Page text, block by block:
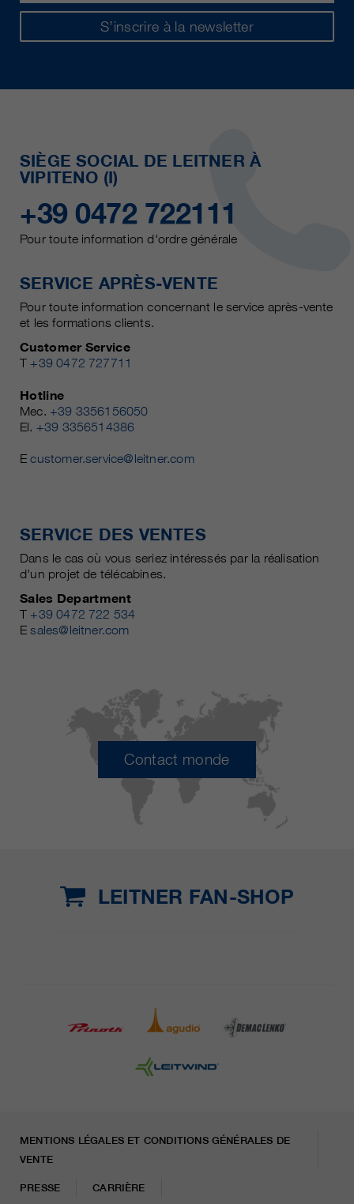
S’inscrire à la newsletter
SIÈGE SOCIAL DE LEITNER À
VIPITENO (I)
+39 0472 722111
Pour toute information d'ordre générale
SERVICE APRÈS-VENTE
Pour toute information concernant le service après-vente
et les formations clients.
Customer Service
T +39 0472 727711
Hotline
Mec. +39 3356156050
El. +39 3356514386
Ecustomer.service@leitner.com
SERVICE DES VENTES
Dans le cas où vous seriez intéressés par la réalisation
d'un projet de télécabines.
Sales Department
T +39 0472 722 534
Esales@leitner.com
Contact monde
LEITNER FAN-SHOP
MENTIONS LÉGALES ET CONDITIONS GÉNÉRALES DE
VENTE
PRESSE CARRIÈRE